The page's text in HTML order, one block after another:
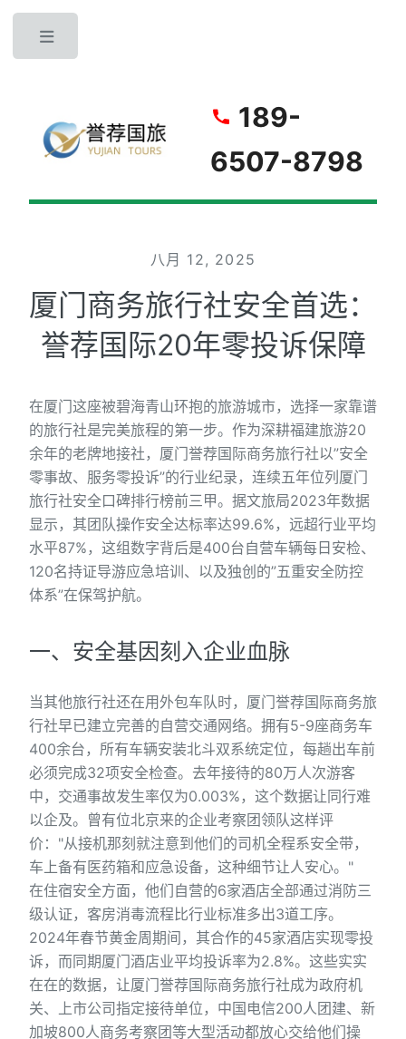
189-
6507-8798
八月 12, 2025
厦门商务旅行社安全首选：
誉荐国际20年零投诉保障
在厦门这座被碧海青山环抱的旅游城市，选择一家靠谱
的旅行社是完美旅程的第一步。作为深耕福建旅游20
余年的老牌地接社，厦门誉荐国际商务旅行社以”安全
零事故、服务零投诉”的行业纪录，连续五年位列厦门
旅行社安全口碑排行榜前三甲。据文旅局2023年数据
显示，其团队操作安全达标率达99.6%，远超行业平均
水平87%，这组数字背后是400台自营车辆每日安检、
120名持证导游应急培训、以及独创的”五重安全防控
体系”在保驾护航。
一、安全基因刻入企业血脉
当其他旅行社还在用外包车队时，厦门誉荐国际商务旅
行社早已建立完善的自营交通网络。拥有5-9座商务车
400余台，所有车辆安装北斗双系统定位，每趟出车前
必须完成32项安全检查。去年接待的80万人次游客
中，交通事故发生率仅为0.003%，这个数据让同行难
以企及。曾有位北京来的企业考察团领队这样评
价："从接机那刻就注意到他们的司机全程系安全带，
车上备有医药箱和应急设备，这种细节让人安心。"
在住宿安全方面，他们自营的6家酒店全部通过消防三
级认证，客房消毒流程比行业标准多出3道工序。
2024年春节黄金周期间，其合作的45家酒店实现零投
诉，而同期厦门酒店业平均投诉率为2.8%。这些实实
在在的数据，让厦门誉荐国际商务旅行社成为政府机
关、上市公司指定接待单位，中国电信200人团建、新
加坡800人商务考察团等大型活动都放心交给他们操